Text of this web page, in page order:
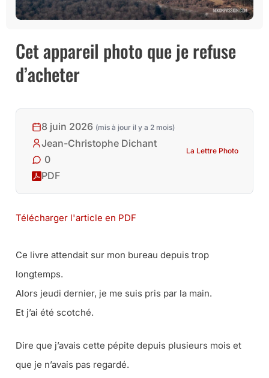
Cet appareil photo que je refuse
d’acheter
8 juin 2026 (mis à jour il y a 2 mois)
Jean-Christophe Dichant
0
PDF
La Lettre Photo
Télécharger l'article en PDF
Ce livre attendait sur mon bureau depuis trop
longtemps.
Alors jeudi dernier, je me suis pris par la main.
Et j’ai été scotché.
Dire que j’avais cette pépite depuis plusieurs mois et
que je n’avais pas regardé.